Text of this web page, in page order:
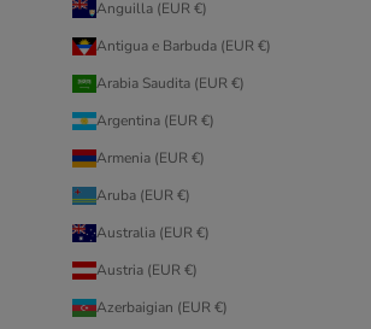
Anguilla (EUR €)
Antigua e Barbuda (EUR €)
Arabia Saudita (EUR €)
Argentina (EUR €)
Armenia (EUR €)
Aruba (EUR €)
Australia (EUR €)
Austria (EUR €)
Azerbaigian (EUR €)